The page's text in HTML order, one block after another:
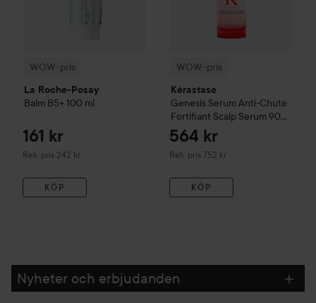
WOW-pris
La Roche-Posay
Balm B5+ 100 ml
161 kr
Rek. pris 242 kr
Rekommenderat pris 242 kr
KÖP
WOW-pris
Kérastase
Genesis Serum Anti-Chute
Fortifiant Scalp Serum90
ml
564 kr
Rek. pris 752 kr
Rekommenderat pris 752 kr
KÖP
Nyheter och erbjudanden